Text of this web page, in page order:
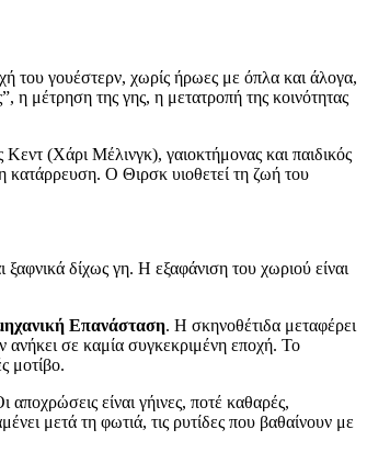
του γουέστερν, χωρίς ήρωες με όπλα και άλογα,
η μέτρηση της γης, η μετατροπή της κοινότητας
(Χάρι Μέλινγκ), γαιοκτήμονας και παιδικός
κατάρρευση. Ο Θιρσκ υιοθετεί τη ζωή του
ξαφνικά δίχως γη. Η εξαφάνιση του χωριού είναι
Επανάσταση. Η σκηνοθέτιδα μεταφέρει
ανήκει σε καμία συγκεκριμένη εποχή. Το
μοτίβο.
είναι γήινες, ποτέ καθαρές,
μετά τη φωτιά, τις ρυτίδες που βαθαίνουν με